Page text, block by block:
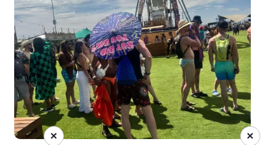
công năng che nắng thông thường.
×
×